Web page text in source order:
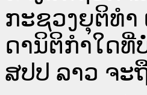
ກະຊວງຍຸຕິທໍາ
ດາ​ນິ​ຕິ​ກຳ​ໃດ​ທີ່
ສປ​ປ ລາວ ​ຈະ